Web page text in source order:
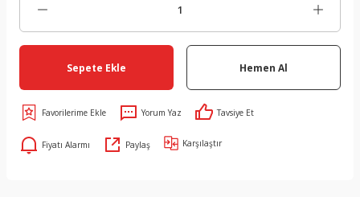
Sepete Ekle Hemen Al
Yorum Yaz Tavsiye Et
Fiyatı Alarmı Paylaş Karşılaştır